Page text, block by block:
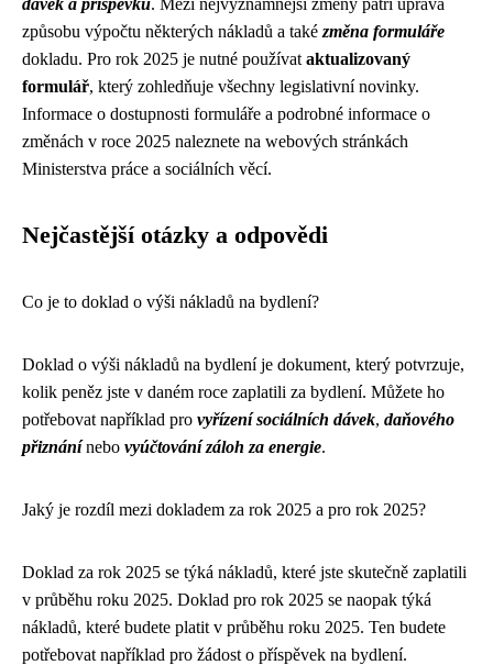
dávek a příspěvků. Mezi nejvýznamnější změny patří úprava
způsobu výpočtu některých nákladů a také změna formuláře
dokladu. Pro rok 2025 je nutné používat aktualizovaný
formulář, který zohledňuje všechny legislativní novinky.
Informace o dostupnosti formuláře a podrobné informace o
změnách v roce 2025 naleznete na webových stránkách
Ministerstva práce a sociálních věcí.
Nejčastější otázky a odpovědi
Co je to doklad o výši nákladů na bydlení?
Doklad o výši nákladů na bydlení je dokument, který potvrzuje,
kolik peněz jste v daném roce zaplatili za bydlení. Můžete ho
potřebovat například pro vyřízení sociálních dávek, daňového
přiznánínebo vyúčtování záloh za energie.
Jaký je rozdíl mezi dokladem za rok 2025 a pro rok 2025?
Doklad za rok 2025 se týká nákladů, které jste skutečně zaplatili
v průběhu roku 2025. Doklad pro rok 2025 se naopak týká
nákladů, které budete platit v průběhu roku 2025. Ten budete
potřebovat například pro žádost o příspěvek na bydlení.